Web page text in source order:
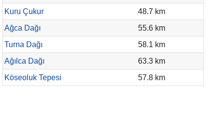
Kuru Çukur
48.7 km
Ağca Dağı
55.6 km
Turna Dağı
58.1 km
Ağılca Dağı
63.3 km
Köseoluk Tepesi
57.8 km